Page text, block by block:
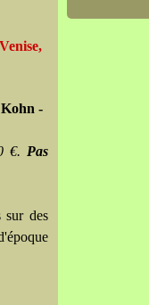
-
€. Pas
sur des